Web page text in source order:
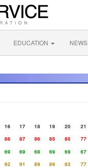
EDUCATION NEWS
16 17 18 19 20 21
88 87 86 85 80 77
69 69 68 69 69 67
92 91 89 89 83
77